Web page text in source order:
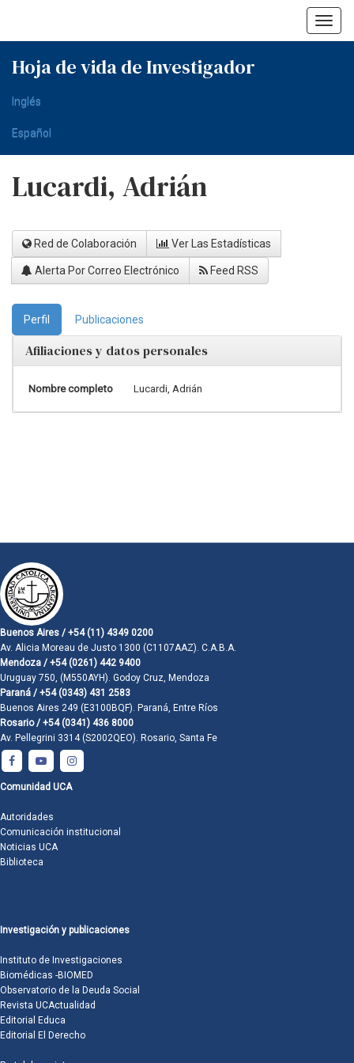
Hoja de vida de Investigador
Inglés
Español
Lucardi, Adrián
Red de Colaboración Ver Las Estadísticas
Alerta Por Correo Electrónico Feed RSS
Perfil Publicaciones
Afiliaciones y datos personales
Nombre completo Lucardi, Adrián
Buenos Aires / +54 (11) 4349 0200
Av. Alicia Moreau de Justo 1300 (C1107AAZ). C.A.B.A.
Mendoza / +54 (0261) 442 9400
Uruguay 750, (M550AYH). Godoy Cruz, Mendoza
Paraná / +54 (0343) 431 2583
Buenos Aires 249 (E3100BQF). Paraná, Entre Ríos
Rosario / +54 (0341) 436 8000
Av. Pellegrini 3314 (S2002QEO). Rosario, Santa Fe
Comunidad UCA
Autoridades
Comunicación institucional
Noticias UCA
Biblioteca
Investigación y publicaciones
Instituto de Investigaciones
Biomédicas -BIOMED
Observatorio de la Deuda Social
Revista UCActualidad
Editorial Educa
Editorial El Derecho